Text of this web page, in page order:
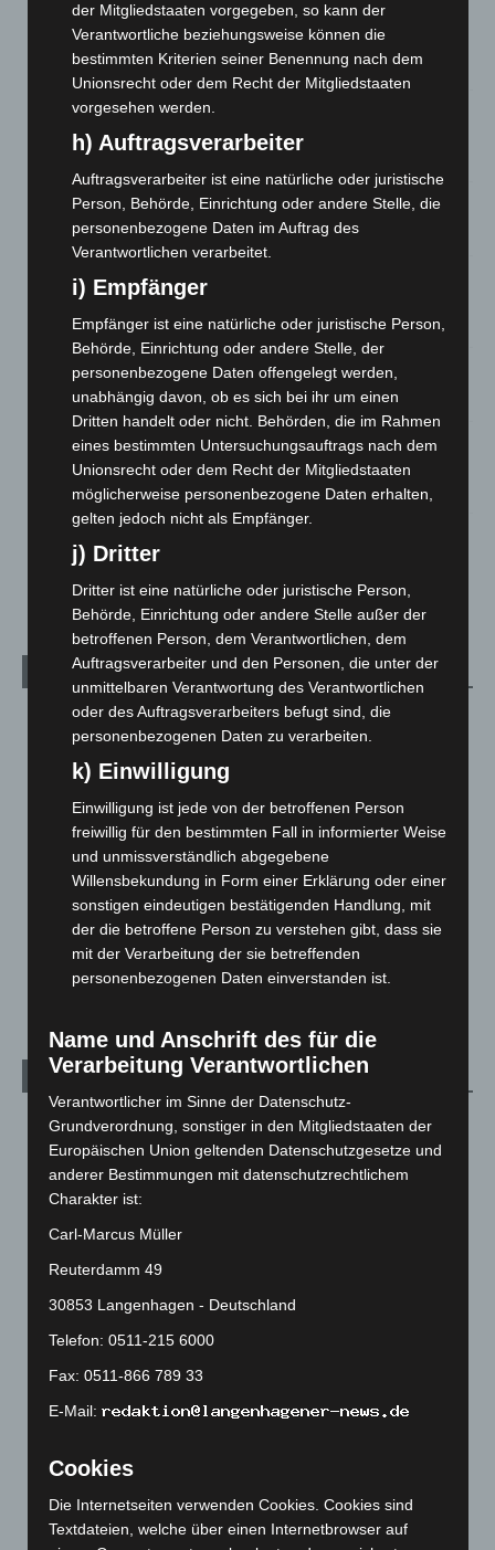
Region Hannover: 21 neue Notfallsanitäter starten beim
Roten Kreuz
5. August 2026
Mann läuft mit Hockeyschläger über A7 – Polizei sucht
Zeugen
5. August 2026
Celle: Mensch stirbt bei Bagger-Unfall auf Baustelle
5. August 2026
Gasleitung bei McDonald’s-Umbau in Langenhagen
beschädigt
5. August 2026
Anklage nach Abschaltung von „Archetyp Market“ erhoben
3. August 2026
Hannover: Polizei stoppt 166 Trunkenheitsfahrten bei
Großkontrolle
2. August 2026
Maschpark
2. August 2026
Kategorien
Blaulicht
Hannover und Region
Langenhagen und Ortsteile
Leserbriefe
Menschen
Veranstaltungen
Archiv
August 2026(10)
Juli 2026(73)
Juni 2026 (139)
November 2025(114)
Oktober 2025
August 2025
der Mitgliedstaaten vorgegeben, so kann der
Verantwortliche beziehungsweise können die
bestimmten Kriterien seiner Benennung nach dem
Unionsrecht oder dem Recht der Mitgliedstaaten
vorgesehen werden.
h) Auftragsverarbeiter
Auftragsverarbeiter ist eine natürliche oder juristische
Person, Behörde, Einrichtung oder andere Stelle, die
personenbezogene Daten im Auftrag des
Verantwortlichen verarbeitet.
i) Empfänger
Empfänger ist eine natürliche oder juristische Person,
Behörde, Einrichtung oder andere Stelle, der
personenbezogene Daten offengelegt werden,
unabhängig davon, ob es sich bei ihr um einen
Dritten handelt oder nicht. Behörden, die im Rahmen
eines bestimmten Untersuchungsauftrags nach dem
Unionsrecht oder dem Recht der Mitgliedstaaten
möglicherweise personenbezogene Daten erhalten,
gelten jedoch nicht als Empfänger.
j) Dritter
Dritter ist eine natürliche oder juristische Person,
Behörde, Einrichtung oder andere Stelle außer der
betroffenen Person, dem Verantwortlichen, dem
Auftragsverarbeiter und den Personen, die unter der
unmittelbaren Verantwortung des Verantwortlichen
oder des Auftragsverarbeiters befugt sind, die
personenbezogenen Daten zu verarbeiten.
k) Einwilligung
Einwilligung ist jede von der betroffenen Person
freiwillig für den bestimmten Fall in informierter Weise
und unmissverständlich abgegebene
Willensbekundung in Form einer Erklärung oder einer
sonstigen eindeutigen bestätigenden Handlung, mit
der die betroffene Person zu verstehen gibt, dass sie
mit der Verarbeitung der sie betreffenden
personenbezogenen Daten einverstanden ist.
Name und Anschrift des für die
Verarbeitung Verantwortlichen
Verantwortlicher im Sinne der Datenschutz-
Grundverordnung, sonstiger in den Mitgliedstaaten der
Europäischen Union geltenden Datenschutzgesetze und
anderer Bestimmungen mit datenschutzrechtlichem
Charakter ist:
Carl-Marcus Müller
Reuterdamm 49
30853 Langenhagen - Deutschland
Telefon: 0511-215 6000
Fax: 0511-866 789 33
E-Mail:
Cookies
Die Internetseiten verwenden Cookies. Cookies sind
Textdateien, welche über einen Internetbrowser auf